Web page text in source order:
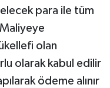
para ile tüm
olan
olarak kabul edilir
ödeme alınır